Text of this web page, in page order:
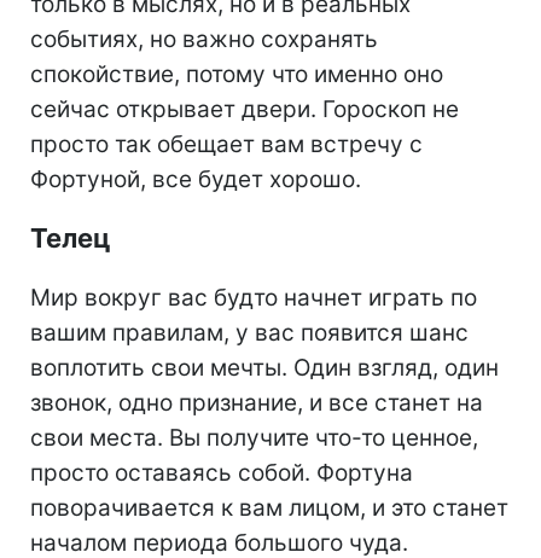
событиях, но важно сохранять
спокойствие, потому что именно оно
сейчас открывает двери. Гороскоп не
просто так обещает вам встречу с
Фортуной, все будет хорошо.
Телец
Мир вокруг вас будто начнет играть по
вашим правилам, у вас появится шанс
воплотить свои мечты. Один взгляд, один
звонок, одно признание, и все станет на
свои места. Вы получите что-то ценное,
просто оставаясь собой. Фортуна
поворачивается к вам лицом, и это станет
началом периода большого чуда.